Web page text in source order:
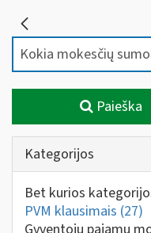
Paieška
Kategorijos
Bet kurios
PVM klausimais (27)